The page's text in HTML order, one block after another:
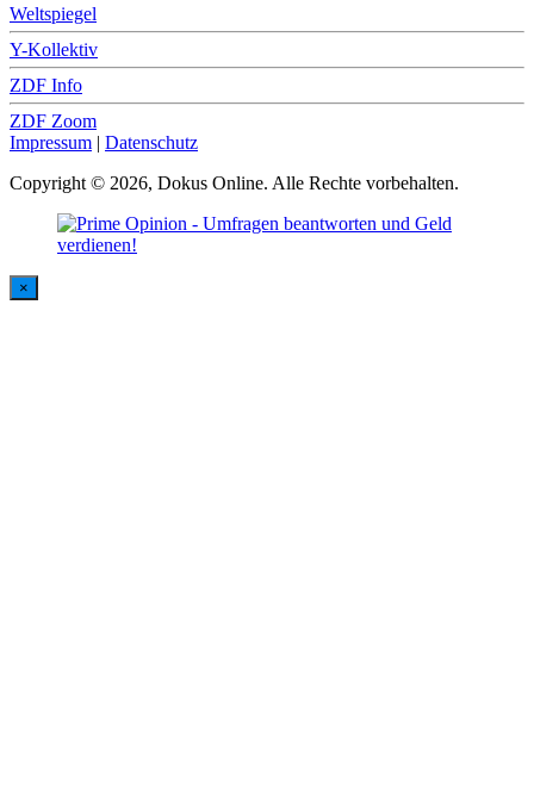
Weltspiegel
Y-Kollektiv
ZDF Info
ZDF Zoom
Impressum | Datenschutz
Copyright © 2026, Dokus Online. Alle Rechte vorbehalten.
×